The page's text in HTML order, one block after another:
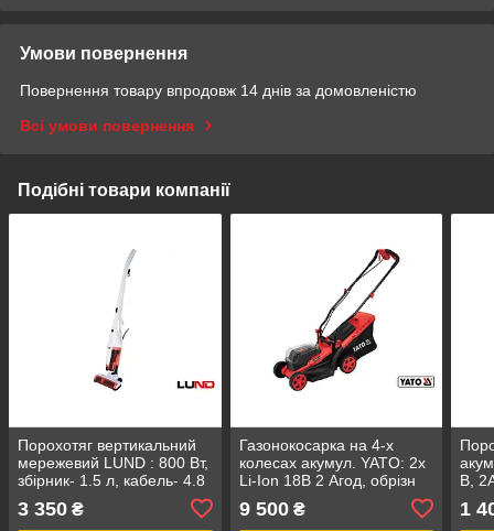
Умови повернення
Повернення товару впродовж 14 днів за домовленістю
Всі умови повернення
Подібні товари компанії
Порохотяг вертикальний
мережевий LUND : 800 Вт,
збірник- 1.5 л, кабель- 4.8
3 350 ₴
Газонокосарка на 4-х
колесах акумул. YATO: 2х
Li-Ion 18В 2 Агод, обрізн
діап.Ø=34см, ємність 35л
[1]
9 500₴
В,
1